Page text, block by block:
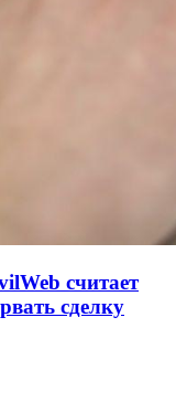
считает
сделку